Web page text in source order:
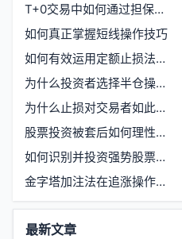
T+0交易中如何通过担保证券规避融资负债风险
如何真正掌握短线操作技巧
如何有效运用定额止损法提升投资收益
为什么投资者选择半仓操作应对市场波动
为什么止损对交易者如此重要
股票投资被套后如何理性分析亏损原因并制定解套策略
如何识别并投资强势股票获得更高收益
金字塔加注法在追涨操作中的实战应用
功
最新文章